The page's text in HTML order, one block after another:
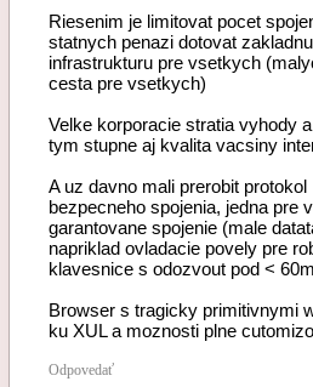
Riesenim je limitovat pocet
statnych penazi dotovat
infrastrukturu pre vsetkych
cesta pre vsetkych)
Velke korporacie stratia vyhody
tym stupne aj kvalita vacsiny
A uz davno mali prerobit
bezpecneho spojenia, jedna pre
garantovane spojenie (male
napriklad ovladacie povely pre
klavesnice s odozvout pod <
Browser s tragicky primitivnymi
ku XUL a moznosti plne
Odpovedať